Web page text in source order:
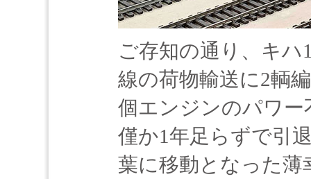
ご存知の通り、キハ
線の荷物輸送に2輌
個エンジンのパワー
僅か1年足らずで引
葉に移動となった